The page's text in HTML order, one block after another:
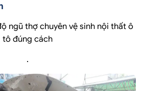
ngũ thợ chuyên vệ sinh nội thất ô
tô đúng cách
.